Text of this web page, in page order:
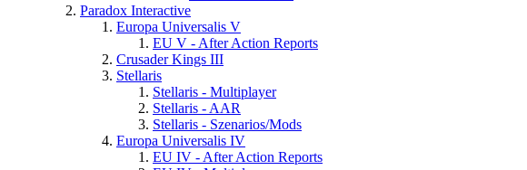
Paradox Interactive
Europa Universalis V
EU V - After Action Reports
Crusader Kings III
Stellaris
Stellaris - Multiplayer
Stellaris - AAR
Stellaris - Szenarios/Mods
Europa Universalis IV
EU IV - After Action Reports